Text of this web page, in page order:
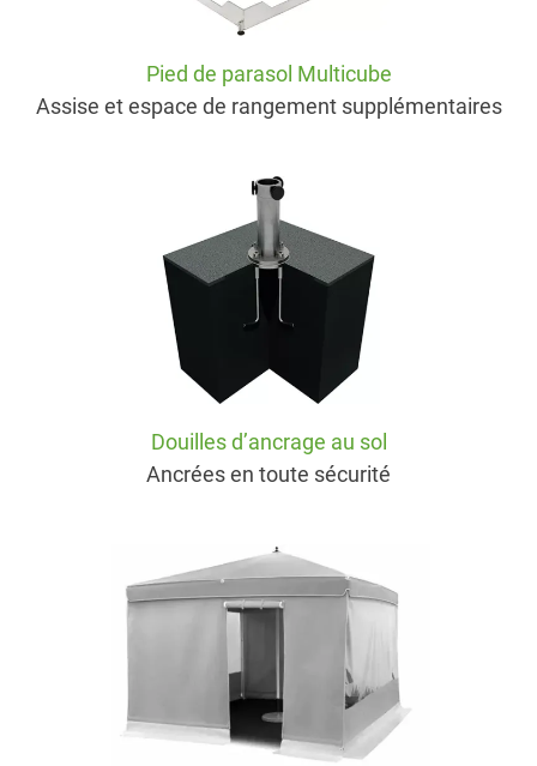
Pied de parasol Multicube
Assise et espace de rangement supplémentaires
Douilles d’ancrage au sol
Ancrées en toute sécurité